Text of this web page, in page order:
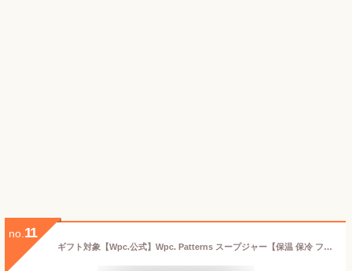
no. 11
ギフト対象【Wpc.公式】Wpc. Patterns スープジャー【保温 保冷 フードジャー お弁当箱 持ち運び 大人 汁物 サラダジャー フルーツ おしゃれ ブランド 北欧 テキスタイル レディース 女性 花柄 300ml かわいい 可愛い 小さい 小さめ ミニ ランチ ステンレス鋼】